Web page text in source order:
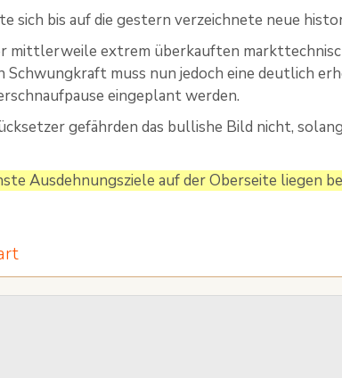
sich bis auf die gestern verzeichnete neue
mittlerweile extrem überkauften
Schwungkraft muss nun jedoch eine deutlich
eingeplant werden.
gefährden das bullishe Bild nicht,
Ausdehnungsziele auf der Oberseite liegen